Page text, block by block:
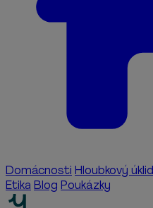
Domácnosti Hloubkový úklid
Etika Blog Poukázky